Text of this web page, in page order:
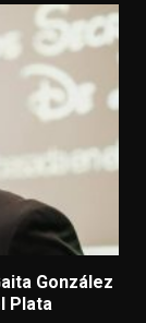
González
Plata